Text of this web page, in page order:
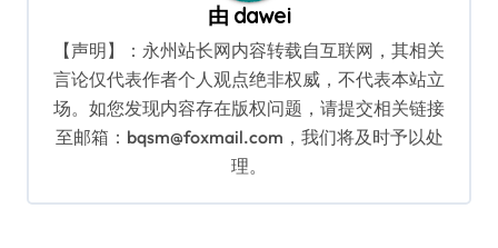
由 dawei
【声明】：永州站长网内容转载自互联网，其相关
言论仅代表作者个人观点绝非权威，不代表本站立
场。如您发现内容存在版权问题，请提交相关链接
至邮箱：bqsm@foxmail.com，我们将及时予以处
理。